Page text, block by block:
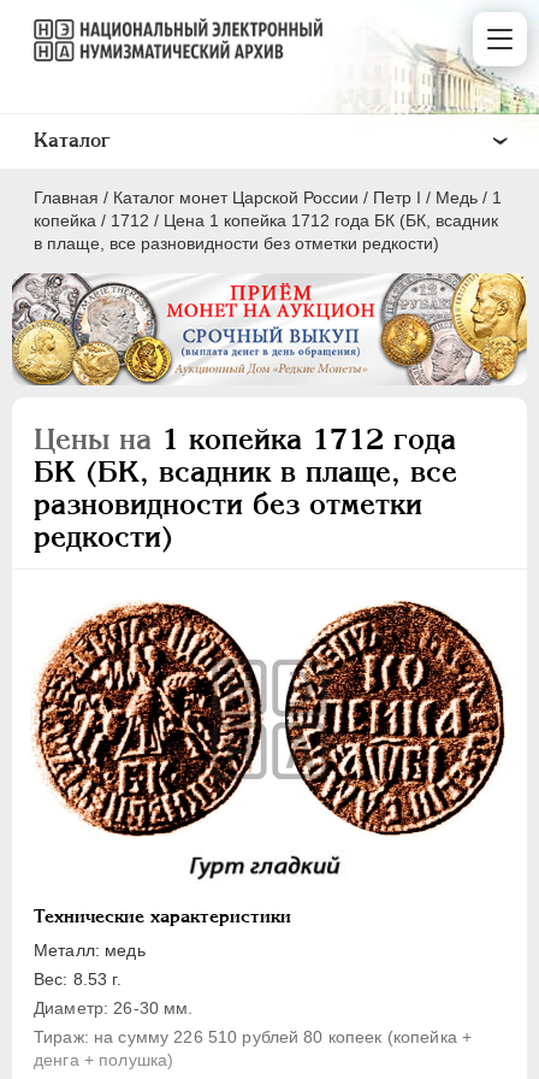
Главная / Каталог монет Царской России / Пeтр I / Медь / 1
копейка / 1712 / Цена 1 копейка 1712 года БК (БК, всадник
в плаще, все разновидности без отметки редкости)
Цены на 1 копейка 1712 года
БК (БК, всадник в плаще, все
разновидности без отметки
редкости)
Технические характеристики
Металл: медь
Вес: 8.53 г.
Диаметр: 26-30 мм.
Тираж: на сумму 226 510 рублей 80 копеек (копейка +
денга + полушка)
Каталог
ПEТР I 1699 - 1725
Серебро
Медь
5 копеек
1 копейка
Полушка
Полполушки
Пробные
Для Речи Посполитой
Монетовидные жетоны
ЕКАТЕРИНА I 1725-1727
1727-1729
АННА ИОАННОВНА 1730-1740
ИОАНН АНТОНОВИЧ 1740-1741
ЕЛИЗАВЕТА
ПЕТР III 1762-1762
ЕКАТЕРИНА II 1762-1796
ПАВЕЛ I 1796-1801